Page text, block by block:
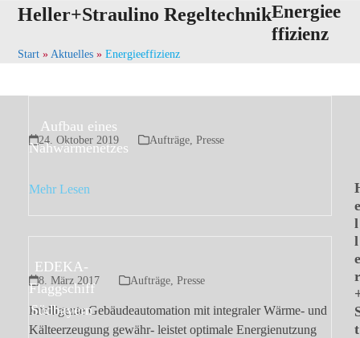
Skip
content
Heller+Straulino Regeltechnik
Open
Close
Energiee
ffizienz
Start »Aktuelles »Energieeffizienz
Aufbau eines
Nahwärmenetzes
24. Oktober 2019 Aufträge,Presse
Mehr Lesen
EDEKA-
Flaggschiff
Südbayern
8. März 2017 Aufträge,Presse
Intelligente Gebäudeautomation mit integraler Wärme- und
Kälteerzeugung gewähr- leistet optimale Energienutzung
e
l
l
e
r
t